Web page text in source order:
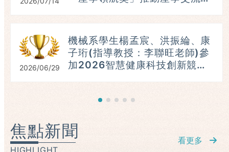
2026/06/29
機械系學生楊孟宸、洪振綸、康
子珩(指導教授：李聯旺老師)參
加2026智慧健康科技創新競
焦點新聞
HIGHLIGHT
看更多